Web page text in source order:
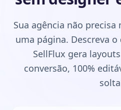
Sua agência não
uma página. Descreva
SellFlux gera
conversão, 100%